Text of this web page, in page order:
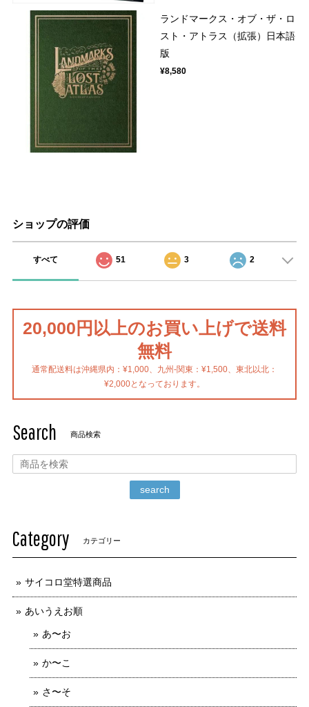
ランドマークス・オブ・ザ・ロ
スト・アトラス（拡張）日本語
版
¥8,580
ショップの評価
すべて 51 3 2
20,000円以上のお買い上げで送料
無料
通常配送料は沖縄県内：¥1,000、九州-関東：¥1,500、東北以北：
¥2,000となっております。
Search 商品検索
search
Category カテゴリー
サイコロ堂特選商品
あいうえお順
あ〜お
か〜こ
さ〜そ